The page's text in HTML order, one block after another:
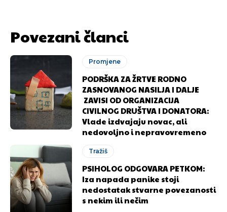
Povezani članci
Promjene
PODRŠKA ZA ŽRTVE RODNO
ZASNOVANOG NASILJA I DALJE
ZAVISI OD ORGANIZACIJA
CIVILNOG DRUŠTVA I DONATORA:
Vlade izdvajaju novac, ali
nedovoljno i nepravovremeno
Tražiš
PSIHOLOG ODGOVARA PETKOM:
Iza napada panike stoji
nedostatak stvarne povezanosti
s nekim ili nečim